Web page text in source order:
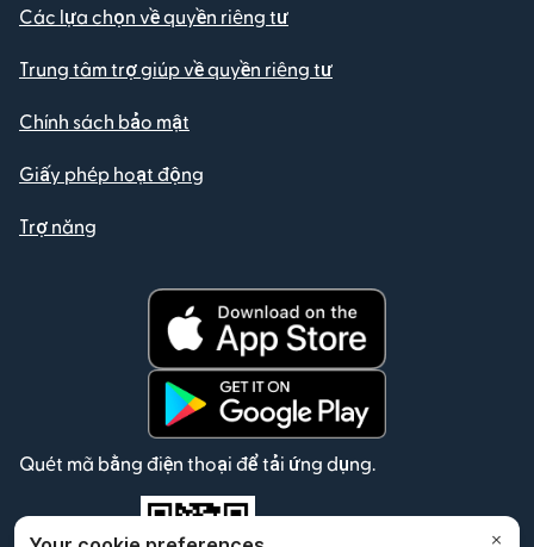
Các lựa chọn về quyền riêng tư
Trung tâm trợ giúp về quyền riêng tư
Chính sách bảo mật
Giấy phép hoạt động
Trợ năng
Quét mã bằng điện thoại để tải ứng dụng.